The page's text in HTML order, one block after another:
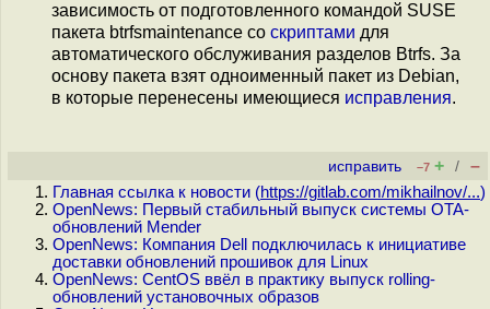
зависимость от подготовленного командой SUSE
пакета btrfsmaintenance со скриптами для
автоматического обслуживания разделов Btrfs. За
основу пакета взят одноименный пакет из Debian,
в которые перенесены имеющиеся исправления.
исправить –7 + / –
Главная ссылка к новости (https://gitlab.com/mikhailnov/...)
OpenNews: Первый стабильный выпуск системы OTA-
обновлений Mender
OpenNews: Компания Dell подключилась к инициативе
доставки обновлений прошивок для Linux
OpenNews: CentOS ввёл в практику выпуск rolling-
обновлений установочных образов